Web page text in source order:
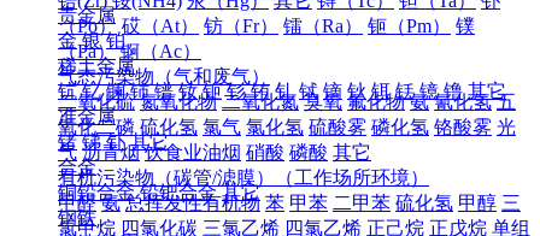
（Po） 砹（At） 钫（Fr） 镭（Ra） 钷（Pm）
镤
（Pa） 锕（Ac）
气态污染物（气和废气）
二氧化硫 氮氧化物 二氧化氮 臭氧 氟化物 氨 氰化氢 五
氧化二磷 硫化氢 氯气 氯化氢 硫酸雾 磷化氢 铬酸雾 光
气 沥青烟 饮食业油烟 硝酸 磷酸 其它
有机污染物（碳管/滤膜）（工作场所环境）
甲醛 氨 总挥发性有机物 苯 甲苯 二甲苯 硫化氢 甲醇 三
氯甲烷 四氯化碳 三氯乙烯 四氯乙烯 正己烷 正戊烷 单组
贵金属
金 银 铂
稀土金属
钪 钇 镧 铈 镨 钕 钷 钐 铕 钆 铽 镝 钬 铒 铥 镱 镥 其它
准金属
锗 锑 钋 其它
合金
铜铅合金 铅钯合金 其它
钢铁